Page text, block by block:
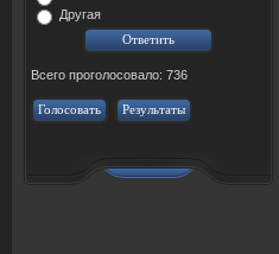
Другая
Всего проголосовало: 736
Голосовать Результаты